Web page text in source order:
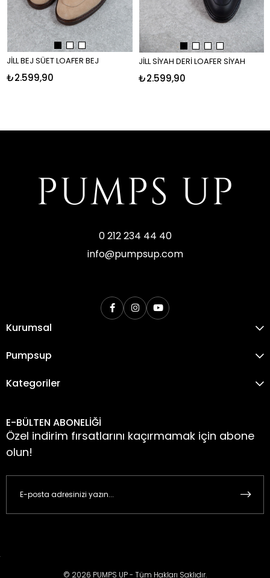
JİLL BEJ SÜET LOAFER BEJ
₺2.599,90
JİLL SİYAH DERİ LOAFER SİYAH
₺2.599,90
0 212 234 44 40
info@pumpsup.com
Kurumsal
Pumpsup
Kategoriler
E-BÜLTEN ABONELİĞİ
Özel indirim fırsatlarını kaçırmamak için abone
olun!
© 2026 PUMPS UP - Tüm Hakları Saklıdır.